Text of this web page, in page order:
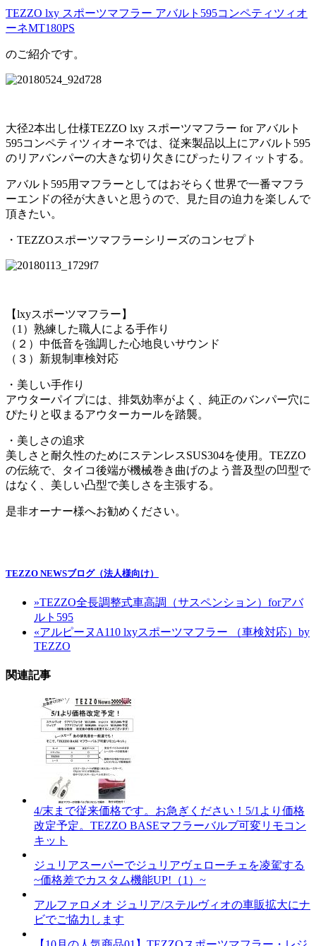
TEZZO lxy スポーツマフラー アバルト595コンペティツィオ
ーネMT180PS
のご紹介です。
大径2本出し仕様TEZZO lxy スポーツマフラー for アバルト
595コンペティツィオーネでは、従来製品以上にアバルト595
のリアバンパーの大きな切り欠きにぴったりフィットする。
アバルト595用マフラーとしてはおそらく世界で一番マフラ
ーエンドの径が大きいと思うので、見た目の迫力を楽しんで
頂きたい。
・TEZZOスポーツマフラーシリーズのコンセプト
【lxyスポーツマフラー】
（1）熟練した職人による手作り
（２）中低音を強調した心地良いサウンド
（３）新規制車検対応
・美しい手作り
アウターパイプには、排気効率がよく、純正のバンパー穴に
ぴたりと収まるアウターカールを踏襲。
・美しさの追求
美しさと耐久性のためにステンレスSUS304を使用。TEZZO
の伝統で、タイコ後端が機械巻き曲げのよう普及型の凹型で
はなく、美しい凸型で美しさを主張する。
是非オーナー様へお勧めください。
TEZZO NEWSブログ（法人様向け）
»TEZZO全長調整式車高調（サスペンション）forアバ
ルト595
«アルピーヌA110 lxyスポーツマフラー （車検対応）by
TEZZO
関連記事
4/末まで従来価格です。お急ぎください！5/1より価格
改定予定。TEZZO BASEマフラーバルブ可変リモコン
キット
ジュリアスーパーでジュリアヴェローチェを凌駕する
~価格差でカスタム機能UP!（1）~
アルファロメオ ジュリア/ステルヴィオの車販拡大にナ
ビでご協力します